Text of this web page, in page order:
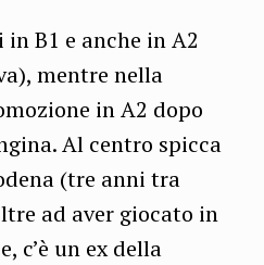
B1 e anche in A2
mentre nella
in A2 dopo
Al centro spicca
(tre anni tra
ad aver giocato in
c’è un ex della